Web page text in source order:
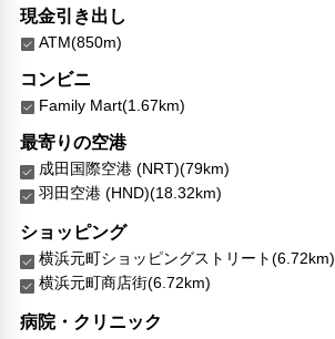
現金引き出し
ATM(850m)
コンビニ
Family Mart(1.67km)
最寄りの空港
成田国際空港 (NRT)(79km)
羽田空港 (HND)(18.32km)
ショッピング
横浜元町ショッピングストリート(6.72km)
横浜元町商店街(6.72km)
病院・クリニック